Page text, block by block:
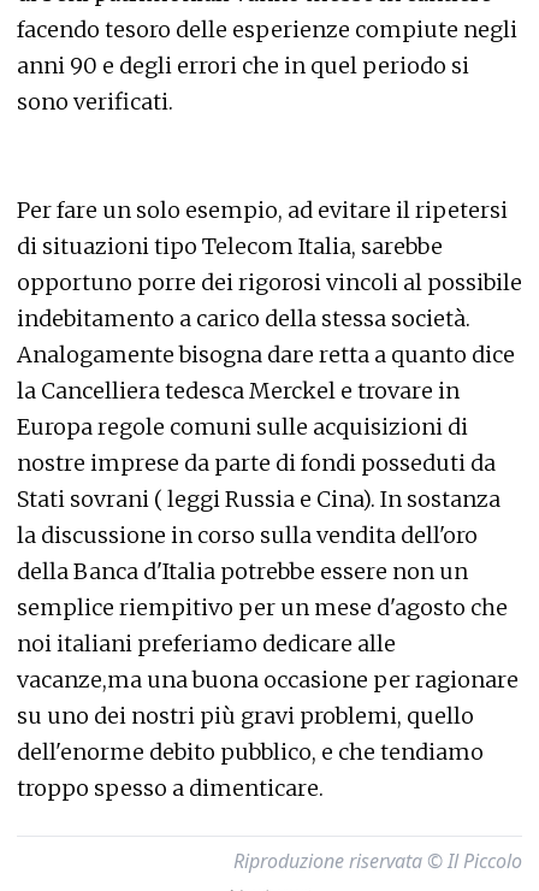
facendo tesoro delle esperienze compiute negli
anni 90 e degli errori che in quel periodo si
sono verificati.
Per fare un solo esempio, ad evitare il ripetersi
di situazioni tipo Telecom Italia, sarebbe
opportuno porre dei rigorosi vincoli al possibile
indebitamento a carico della stessa società.
Analogamente bisogna dare retta a quanto dice
la Cancelliera tedesca Merckel e trovare in
Europa regole comuni sulle acquisizioni di
nostre imprese da parte di fondi posseduti da
Stati sovrani ( leggi Russia e Cina). In sostanza
la discussione in corso sulla vendita dell'oro
della Banca d'Italia potrebbe essere non un
semplice riempitivo per un mese d'agosto che
noi italiani preferiamo dedicare alle
vacanze,ma una buona occasione per ragionare
su uno dei nostri più gravi problemi, quello
dell'enorme debito pubblico, e che tendiamo
troppo spesso a dimenticare.
Riproduzione riservata © Il Piccolo